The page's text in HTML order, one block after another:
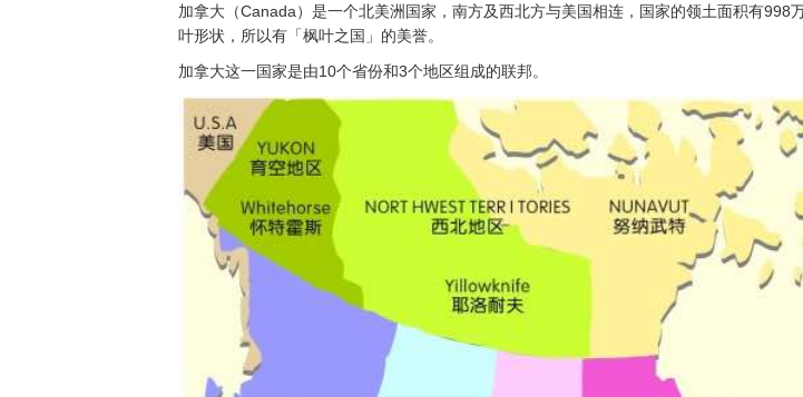
加拿大（Canada）是一个北美洲国家，南方及西北方与美国相连，国家的领土面积有
叶形状，所以有「枫叶之国」的美誉。
加拿大这一国家是由10个省份和3个地区组成的联邦。